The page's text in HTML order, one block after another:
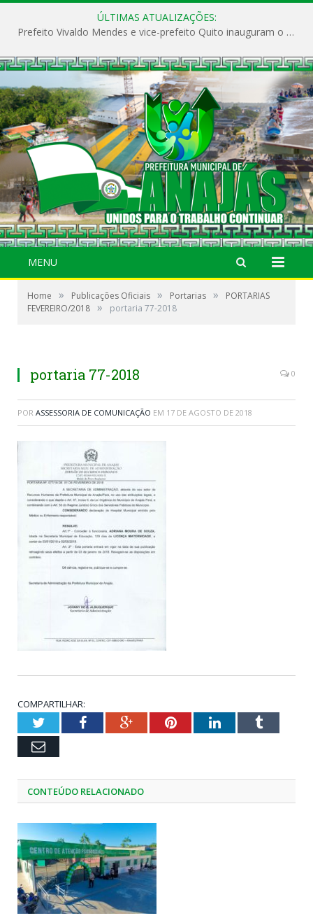
ÚLTIMAS ATUALIZAÇÕES:
Prefeito Vivaldo Mendes e vice-prefeito Quito inauguram o CAPS e fortalecem a saúde pública em Anajás.
MENU
Home » Publicações Oficiais » Portarias »
PORTARIAS
FEVEREIRO/2018 » portaria 77-2018
portaria 77-2018 0
POR ASSESSORIA DE COMUNICAÇÃO EM 17 DE AGOSTO DE 2018
COMPARTILHAR:
TwitterFacebookGoogle+PinterestLinkedInTumblr
Email
CONTEÚDO RELACIONADO